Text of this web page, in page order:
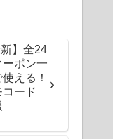
新】全24
ポン一
える！
ード